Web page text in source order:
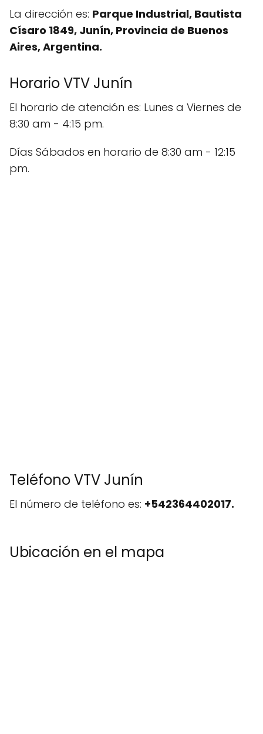
La dirección es: Parque Industrial, Bautista
Císaro 1849, Junín, Provincia de Buenos
Aires, Argentina.
Horario VTV Junín
El horario de atención es: Lunes a Viernes de
8:30 am - 4:15 pm.
Días Sábados en horario de 8:30 am - 12:15
pm.
Teléfono VTV Junín
El número de teléfono es: +542364402017.
Ubicación en el mapa